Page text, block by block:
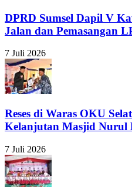
DPRD Sumsel Dapil V
Jalan dan Pemasangan
7 Juli 2026
Reses di Waras OKU
Kelanjutan Masjid Nurul
7 Juli 2026